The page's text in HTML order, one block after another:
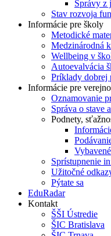
Správy z
Stav rozvoja
Informácie pre školy
Metodické
Medzinárodná
Wellbeing v
Autoevalvácia
Príklady dobrej
Informácie pre
Oznamovanie
Správa o stave
Podnety,
Sprístupnenie
Užitočné
Pýtate sa
EduRadar
Kontakt
ŠŠI Ústredie
ŠIC Bratislava